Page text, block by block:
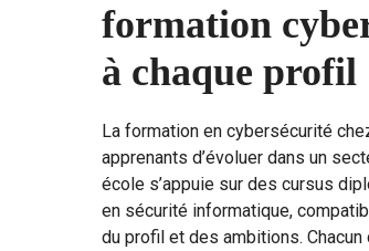
formation
à chaque profil
La formation en cybersécurité
apprenants d’évoluer dans un
école s’appuie sur des cursus
en sécurité informatique,
du profil et des ambitions.